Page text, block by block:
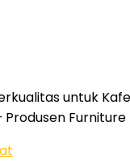
untuk
Produsen